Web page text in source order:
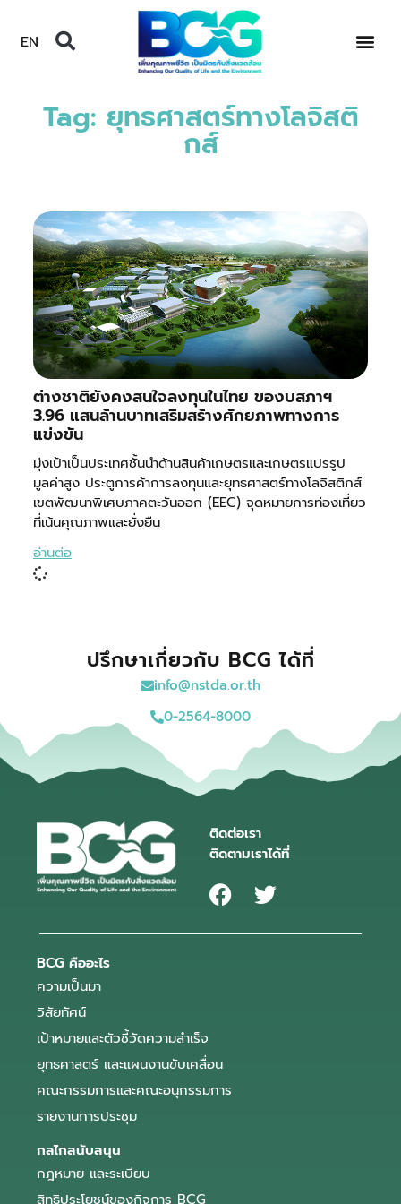
EN
Tag: ยุทธศาสตร์ทางโลจิสติ
กส์
ต่างชาติยังคงสนใจลงทุนในไทย ของบสภาฯ
3.96 แสนล้านบาทเสริมสร้างศักยภาพทางการ
แข่งขัน
มุ่งเป้าเป็นประเทศชั้นนำด้านสินค้าเกษตรและเกษตรแปรรูป
มูลค่าสูง ประตูการค้าการลงทุนและยุทธศาสตร์ทางโลจิสติกส์
เขตพัฒนาพิเศษภาคตะวันออก (EEC) จุดหมายการท่องเที่ยว
ที่เน้นคุณภาพและยั่งยืน
อ่านต่อ
ปรึกษาเกี่ยวกับ BCG ได้ที่
info@nstda.or.th
0-2564-8000
ติดต่อเรา
ติดตามเราได้ที่
BCG คืออะไร
ความเป็นมา
วิสัยทัศน์
เป้าหมายและตัวชี้วัดความสำเร็จ
ยุทธศาสตร์ และแผนงานขับเคลื่อน
คณะกรรมการและคณะอนุกรรมการ
รายงานการประชุม
กลไกสนับสนุน
กฎหมาย และระเบียบ
สิทธิประโยชน์ของกิจการ BCG